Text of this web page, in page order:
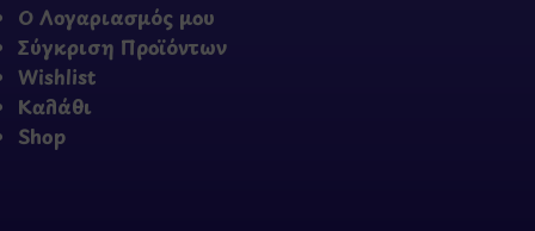
Ο Λογαριασμός μου
Σύγκριση Προϊόντων
Wishlist
Καλάθι
Shop